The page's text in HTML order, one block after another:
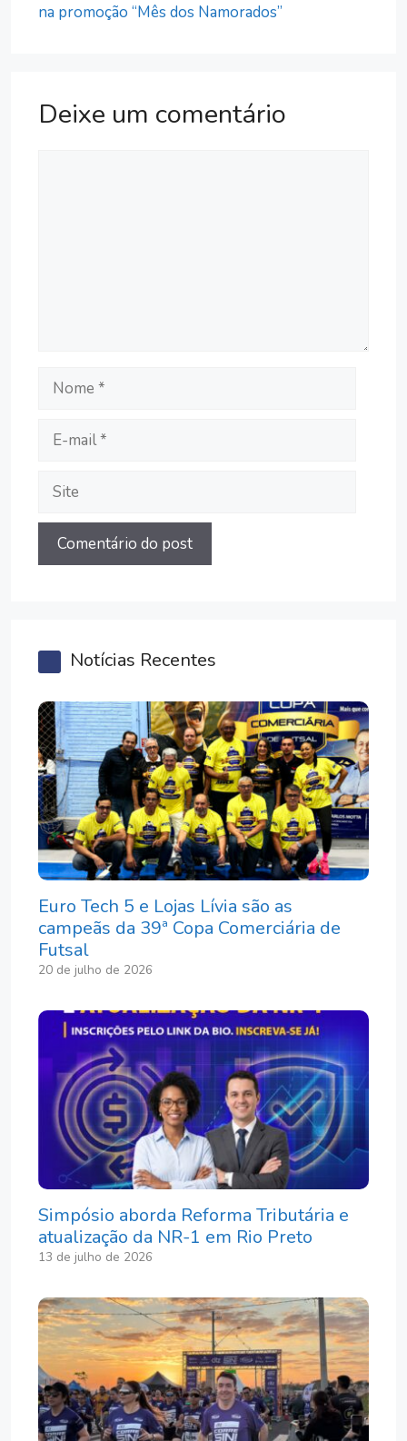
na promoção “Mês dos Namorados”
Deixe um comentário
Nome
mail
Site
Notícias Recentes
Euro Tech 5 e Lojas Lívia são as
campeãs da 39ª Copa Comerciária de
Futsal
20 de julho de 2026
Simpósio aborda Reforma Tributária e
atualização da NR-1 em Rio Preto
13 de julho de 2026